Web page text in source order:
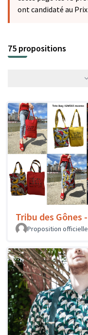
ont candidaté au Prix
75 propositions
Tribu des Gônes
Proposition officielle